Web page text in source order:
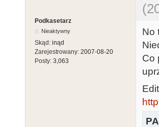
Podkasetarz
Nieaktywny
Skąd: inąd
Zarejestrowany: 2007-08-20
Posty: 3,063
No
Co